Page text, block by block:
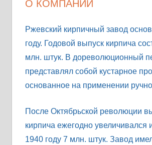
О КОМПАНИИ
Ржевский кирпичный завод
году. Годовой выпуск кирпича
млн. штук. В дореволюционный
представлял собой кустарное
основанное на применении
После Октябрьской революции
кирпича ежегодно увеличивался
1940 году 7 млн. штук. Завод